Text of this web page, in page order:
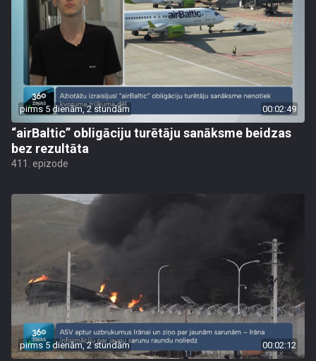
pirms 5 dienām, 2 stundām 00:02:49
“airBaltic” obligāciju turētāju sanāksme beidzas
bez rezultāta
411. epizode
pirms 5 dienām, 2 stundām 00:02:12